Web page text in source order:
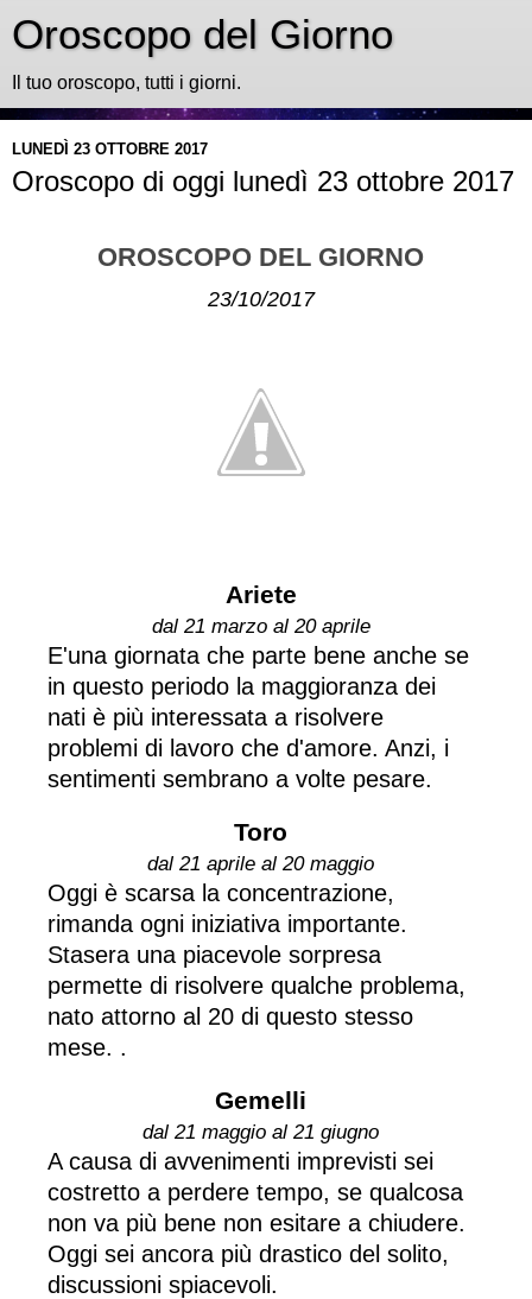
Oroscopo del Giorno
Il tuo oroscopo, tutti i giorni.
LUNEDÌ 23 OTTOBRE 2017
Oroscopo di oggi lunedì 23 ottobre 2017
OROSCOPO DEL GIORNO
23/10/2017
Ariete
dal 21 marzo al 20 aprile
E'una giornata che parte bene anche se
in questo periodo la maggioranza dei
nati è più interessata a risolvere
problemi di lavoro che d'amore. Anzi, i
sentimenti sembrano a volte pesare.
Toro
dal 21 aprile al 20 maggio
Oggi è scarsa la concentrazione,
rimanda ogni iniziativa importante.
Stasera una piacevole sorpresa
permette di risolvere qualche problema,
nato attorno al 20 di questo stesso
mese. .
Gemelli
dal 21 maggio al 21 giugno
A causa di avvenimenti imprevisti sei
costretto a perdere tempo, se qualcosa
non va più bene non esitare a chiudere.
Oggi sei ancora più drastico del solito,
discussioni spiacevoli.